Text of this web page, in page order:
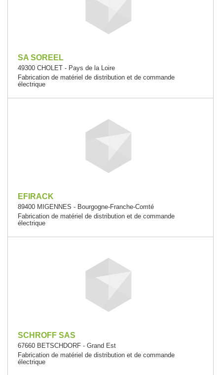
SA SOREEL
49300 CHOLET - Pays de la Loire
Fabrication de matériel de distribution et de commande
électrique
EFIRACK
89400 MIGENNES - Bourgogne-Franche-Comté
Fabrication de matériel de distribution et de commande
électrique
SCHROFF SAS
67660 BETSCHDORF - Grand Est
Fabrication de matériel de distribution et de commande
électrique